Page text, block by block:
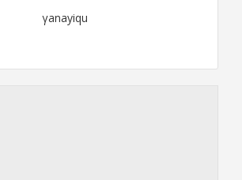
γanayiqu